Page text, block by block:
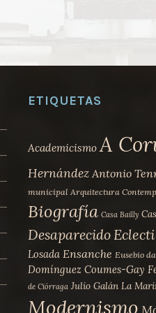
ETIQUETAS
Academicismo A
Hernández Antonio
municipal Arquitectura
Biografía Casa Bailly
Desaparecido
Losada Ensanche Eusebio
Domínguez Coumes-Gay
de Ciórraga Julio Galán La
Modernismo